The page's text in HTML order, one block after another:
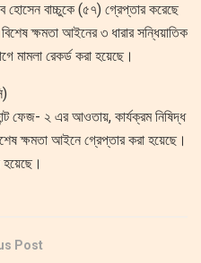
হোসেন বাচ্চুকে (৫৭) গ্রেপ্তার করেছে
ক্ষমতা আইনের ৩ ধারার সন্ধিয়াতিক
মামলা রেকর্ড করা হয়েছে।
ফেজ- ২ এর আওতায়, কার্যক্রম নিষিদ্ধ
ক্ষমতা আইনে গ্রেপ্তার করা হয়েছে।
Post